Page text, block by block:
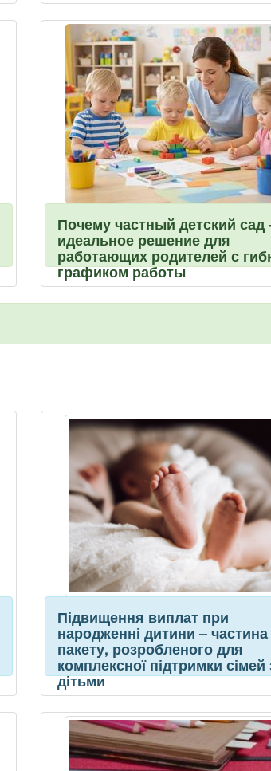
Почему частный детский сад
идеальное решение для
работающих родителей с
графиком работы
Підвищення виплат при
народженні дитини – частина
пакету, розробленого для
комплексної підтримки сімей
дітьми